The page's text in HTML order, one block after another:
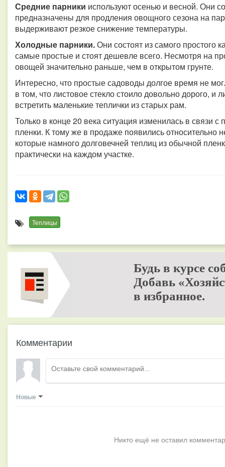
Средние парники используют осенью и весной. Они
предназначены для продления овощного сезона на
выдерживают резкое снижение температуры.
Холодные парники.Они состоят из самого простого
самые простые и стоят дешевле всего. Несмотря на
овощей значительно раньше, чем в открытом грунте.
Интересно, что простые садоводы долгое время не
в том, что листовое стекло стоило довольно дорого,
встретить маленькие теплички из старых рам.
Только в конце 20 века ситуация изменилась в связи
пленки. К тому же в продаже появились относительно
которые намного долговечней теплиц из обычной
практически на каждом участке.
Теплицы
Будь в курсе
Добавь
в избранное.
Комментарии
Новые
Никто ещё не оставил